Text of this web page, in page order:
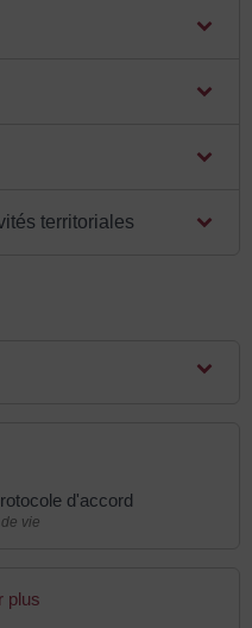
territoriales
d'accord
vie
plus